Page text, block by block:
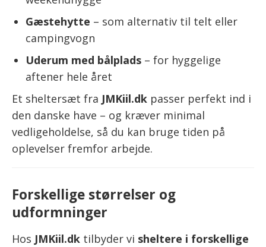
Gæstehytte – som alternativ til telt eller
campingvogn
Uderum med bålplads– for hyggelige
aftener hele året
Et sheltersæt fra JMKiil.dk passer perfekt ind i
den danske have – og kræver minimal
vedligeholdelse, så du kan bruge tiden på
oplevelser fremfor arbejde.
Forskellige størrelser og
udformninger
Hos JMKiil.dk tilbyder vi sheltere i forskellige